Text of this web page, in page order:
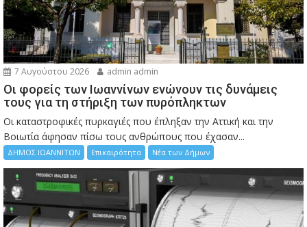
7 Αυγούστου 2026 admin admin
Οι φορείς των Ιωαννίνων ενώνουν τις δυνάμεις
τους για τη στήριξη των πυρόπληκτων
Οι καταστροφικές πυρκαγιές που έπληξαν την Αττική και την
Bοιωτία άφησαν πίσω τους ανθρώπους που έχασαν...
ΔΗΜΟΣ ΙΩΑΝΝΙΤΩΝ Επικαιρότητα Νέα των Δήμων